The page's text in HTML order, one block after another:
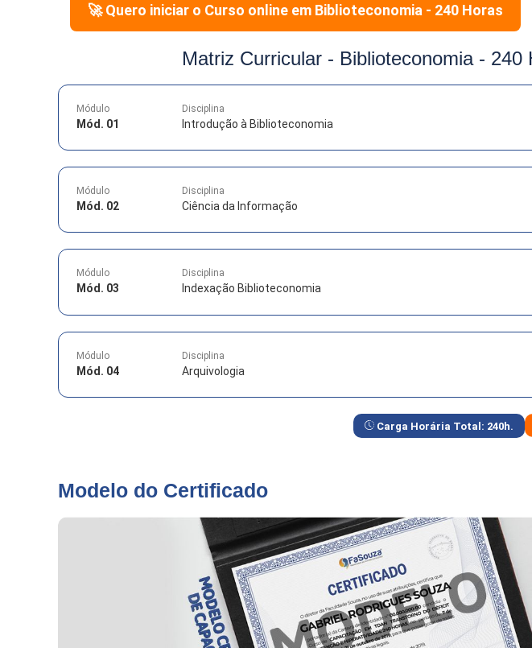
🚀 Quero iniciar o Curso online em Biblioteconomia - 240 Horas
Matriz Curricular - Biblioteconomia - 240
Módulo
Mód. 01
Disciplina
Introdução à Biblioteconomia
Módulo
Mód. 02
Disciplina
Ciência da Informação
Módulo
Mód. 03
Disciplina
Indexação Biblioteconomia
Módulo
Mód. 04
Disciplina
Arquivologia
Carga Horária Total: 240h.
Modelo do Certificado